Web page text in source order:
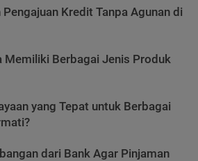
Kredit Tanpa Agunan di
Memiliki Berbagai Jenis Produk
yang Tepat untuk Berbagai
dari Bank Agar Pinjaman